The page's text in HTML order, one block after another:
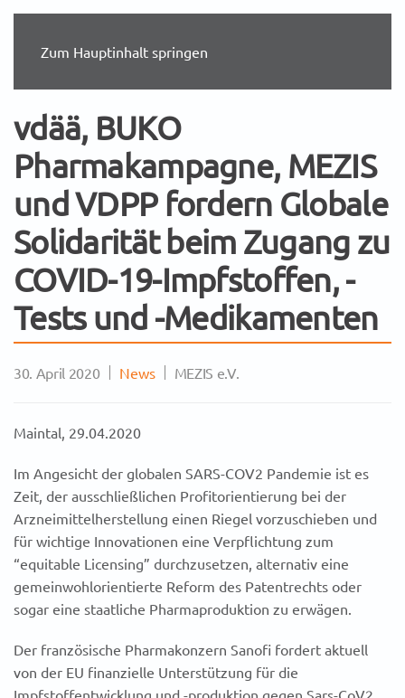
Zum Hauptinhalt springen
vdää, BUKO
Pharmakampagne, MEZIS
und VDPP fordern Globale
Solidarität beim Zugang zu
COVID-19-Impfstoffen, -
Tests und -Medikamenten
30. April 2020 News MEZIS e.V.
Maintal, 29.04.2020
Im Angesicht der globalen SARS-COV2 Pandemie ist es
Zeit, der ausschließlichen Profitorientierung bei der
Arzneimittelherstellung einen Riegel vorzuschieben und
für wichtige Innovationen eine Verpflichtung zum
“equitable Licensing” durchzusetzen, alternativ eine
gemeinwohlorientierte Reform des Patentrechts oder
sogar eine staatliche Pharmaproduktion zu erwägen.
Der französische Pharmakonzern Sanofi fordert aktuell
von der EU finanzielle Unterstützung für die
Impfstoffentwicklung und -produktion gegen Sars-CoV2.